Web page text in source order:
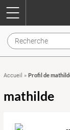
Accueil » Profil de
mathilde